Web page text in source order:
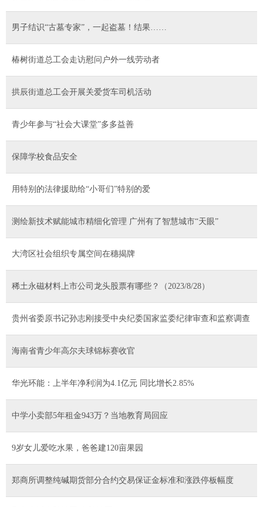
男子结识“古墓专家”，一起盗墓！结果……
椿树街道总工会走访慰问户外一线劳动者
拱辰街道总工会开展关爱货车司机活动
青少年参与“社会大课堂”多多益善
保障学校食品安全
用特别的法律援助给“小哥们”特别的爱
测绘新技术赋能城市精细化管理 广州有了智慧城市“天眼”
大湾区社会组织专属空间在穗揭牌
稀土永磁材料上市公司龙头股票有哪些？（2023/8/28）
贵州省委原书记孙志刚接受中央纪委国家监委纪律审查和监察调查
海南省青少年高尔夫球锦标赛收官
华光环能：上半年净利润为4.1亿元 同比增长2.85%
中学小卖部5年租金943万？当地教育局回应
9岁女儿爱吃水果，爸爸建120亩果园
郑商所调整纯碱期货部分合约交易保证金标准和涨跌停板幅度